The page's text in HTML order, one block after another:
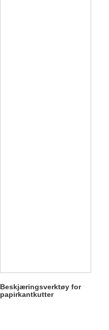
Beskjæringsverktøy for
papirkantkutter